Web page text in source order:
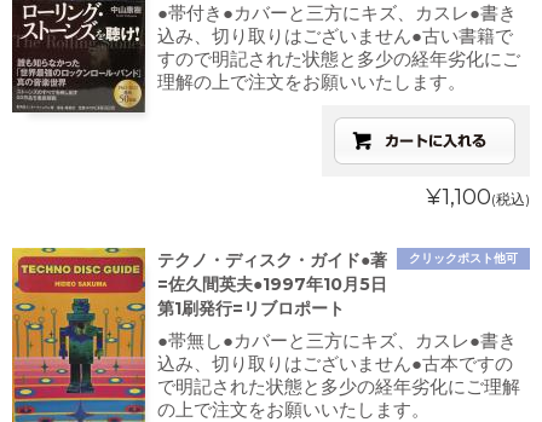
●帯付き●カバーと三方にキズ、カスレ●書き
込み、切り取りはございません●古い書籍で
すので明記された状態と多少の経年劣化にご
理解の上で注文をお願いいたします。
¥1,100(税込)
クリックポスト他可
テクノ・ディスク・ガイド●著
=佐久間英夫●1997年10月5日
第1刷発行=リブロポート
●帯無し●カバーと三方にキズ、カスレ●書き
込み、切り取りはございません●古本ですの
で明記された状態と多少の経年劣化にご理解
の上で注文をお願いいたします。